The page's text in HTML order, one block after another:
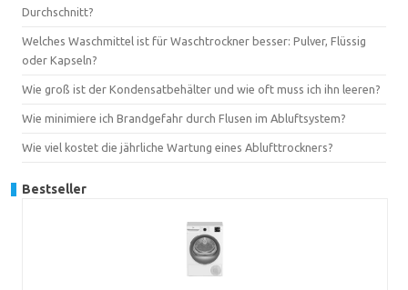
Durchschnitt?
Welches Waschmittel ist für Waschtrockner besser: Pulver, Flüssig
oder Kapseln?
Wie groß ist der Kondensatbehälter und wie oft muss ich ihn leeren?
Wie minimiere ich Brandgefahr durch Flusen im Abluftsystem?
Wie viel kostet die jährliche Wartung eines Ablufttrockners?
Bestseller